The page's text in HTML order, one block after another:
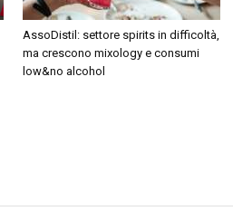
AssoDistil: settore spirits in difficoltà,
ma crescono mixology e consumi
low&no alcohol